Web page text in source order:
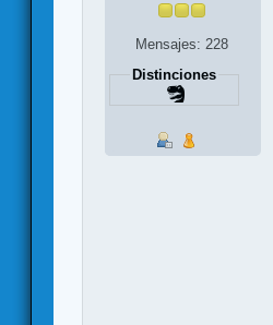
Mensajes: 228
Distinciones